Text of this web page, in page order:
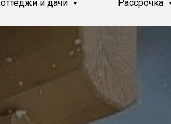
и дачи Рассрочка